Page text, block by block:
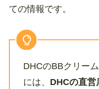
ての情報です。
DHCのBBクリー
には、 DHCの直営